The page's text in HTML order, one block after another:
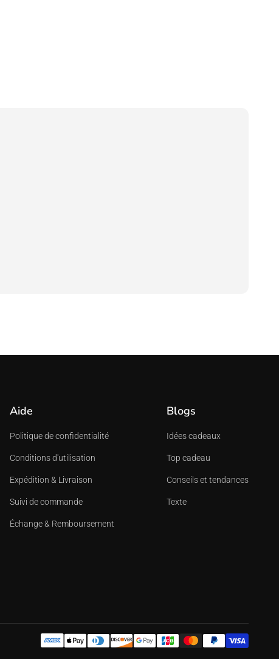
Aide
Politique de confidentialité
Conditions d'utilisation
Expédition & Livraison
Suivi de commande
Échange & Remboursement
Blogs
Idées cadeaux
Top cadeau
Conseils et tendances
Texte